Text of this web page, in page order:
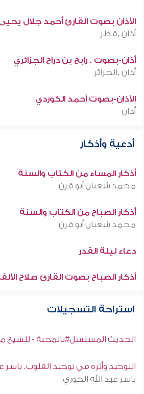
الأذان بصوت القارئ أحمد جلال
أذان ,قطر
أذان-بصوت . رابح بن دراح الجزائري
أذان ,الجزائر
الأذان-بصوت أحمد الكوردي
أذان
أدعية وأذكار
أذكار المساء من الكتاب والسنة
محمد شعبان أبو قرن
أذكار الصباح من الكتاب والسنة
محمد شعبان أبو قرن
دعاء ليلة القدر
أذكار الصباح بصوت القارئ صلاح
استراحة التسجيلات
الحديث المسلسل#بالمحبة - للشيخ
التوحيد وأثره في توحيد القلوب. ياسر
ياسر عبد الله الحوري